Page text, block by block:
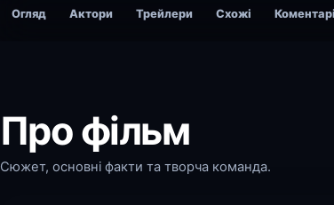
Огляд Актори Трейлери Схожі Коментарі
Про фільм
Сюжет, основні факти та творча команда.